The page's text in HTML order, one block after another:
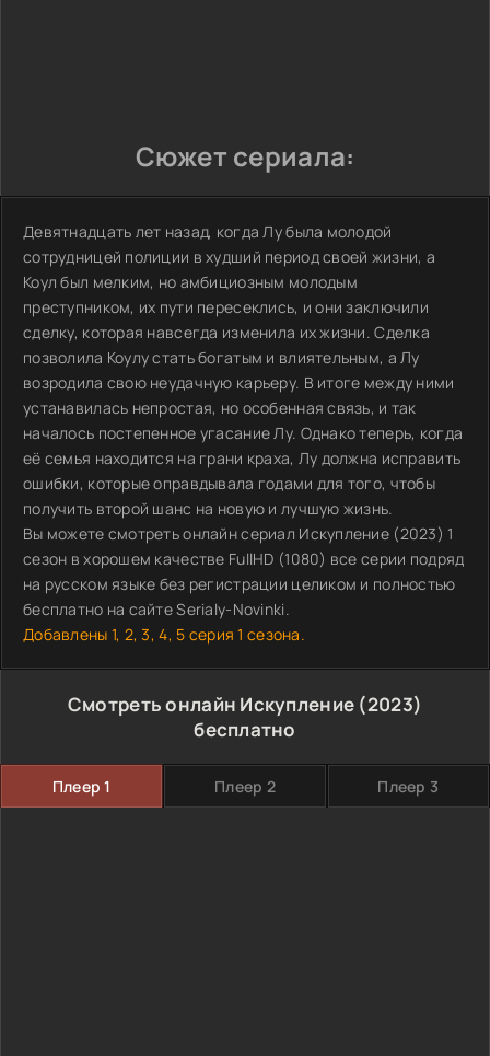
Сюжет сериала:
Девятнадцать лет назад, когда Лу была молодой
сотрудницей полиции в худший период своей жизни, а
Коул был мелким, но амбициозным молодым
преступником, их пути пересеклись, и они заключили
сделку, которая навсегда изменила их жизни. Сделка
позволила Коулу стать богатым и влиятельным, а Лу
возродила свою неудачную карьеру. В итоге между ними
устанавилась непростая, но особенная связь, и так
началось постепенное угасание Лу. Однако теперь, когда
её семья находится на грани краха, Лу должна исправить
ошибки, которые оправдывала годами для того, чтобы
получить второй шанс на новую и лучшую жизнь.
Вы можете смотреть онлайн сериал Искупление (2023) 1
сезон в хорошем качестве FullHD (1080) все серии подряд
на русском языке без регистрации целиком и полностью
бесплатно на сайте Serialy-Novinki.
Добавлены 1, 2, 3, 4, 5 серия 1 сезона.
Смотреть онлайн Искупление (2023)
бесплатно
Плеер 1 Плеер 2 Плеер 3